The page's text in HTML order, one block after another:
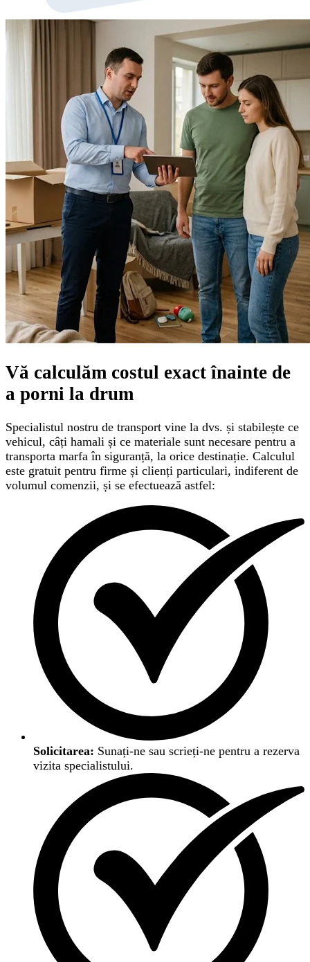
Vă calculăm costul exact înainte de
a porni la drum
Specialistul nostru de transport vine la dvs. și stabilește ce
vehicul, câți hamali și ce materiale sunt necesare pentru a
transporta marfa în siguranță, la orice destinație. Calculul
este gratuit pentru firme și clienți particulari, indiferent de
volumul comenzii, și se efectuează astfel:
Solicitarea: Sunați-ne sau scrieți-ne pentru a rezerva
vizita specialistului.